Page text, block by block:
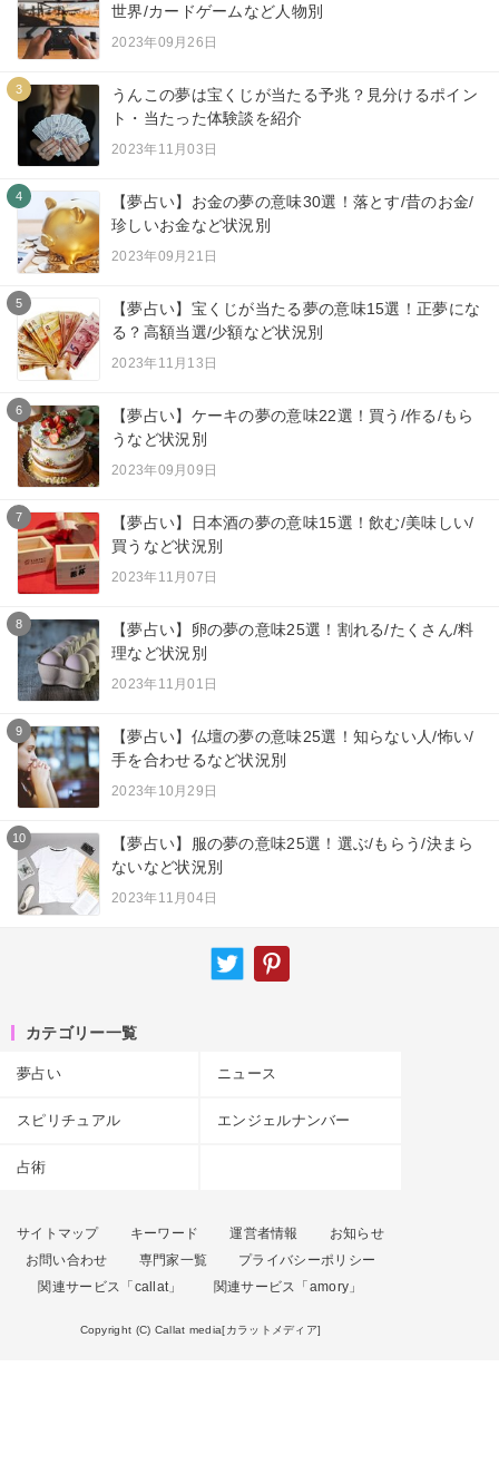
世界/カードゲームなど人物別
2023年09月26日
3
うんこの夢は宝くじが当たる予兆？見分けるポイン
ト・当たった体験談を紹介
2023年11月03日
4
【夢占い】お金の夢の意味30選！落とす/昔のお金/
珍しいお金など状況別
2023年09月21日
5
【夢占い】宝くじが当たる夢の意味15選！正夢にな
る？高額当選/少額など状況別
2023年11月13日
6
【夢占い】ケーキの夢の意味22選！買う/作る/もら
うなど状況別
2023年09月09日
7
【夢占い】日本酒の夢の意味15選！飲む/美味しい/
買うなど状況別
2023年11月07日
8
【夢占い】卵の夢の意味25選！割れる/たくさん/料
理など状況別
2023年11月01日
9
【夢占い】仏壇の夢の意味25選！知らない人/怖い/
手を合わせるなど状況別
2023年10月29日
10
【夢占い】服の夢の意味25選！選ぶ/もらう/決まら
ないなど状況別
2023年11月04日
カテゴリー一覧
夢占い ニュース
スピリチュアル エンジェルナンバー
占術
サイトマップ キーワード 運営者情報
お知らせ
お問い合わせ
専門家一覧
プライバシーポリシー
関連サービス「callat」
関連サービス「amory」
Copyright (C) Callat media[カラットメディア]